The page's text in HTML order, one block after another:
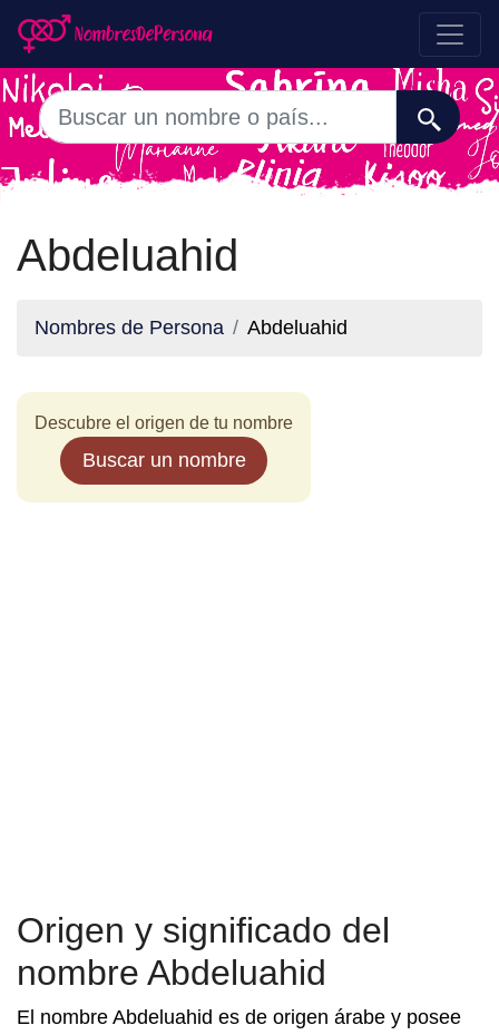
Abdeluahid
Nombres de Persona Abdeluahid
Descubre el origen de tu nombre
Buscar un nombre
Origen y significado del
nombre Abdeluahid
El nombre Abdeluahid es de origen árabe y posee